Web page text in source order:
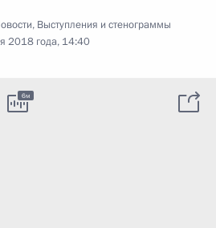
, Выступления и стенограммы
2018 года, 14:40
6м